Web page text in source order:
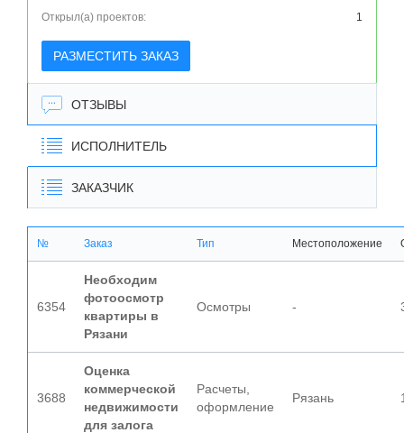
Открыл(а) проектов:
1
РАЗМЕСТИТЬ ЗАКАЗ
ОТЗЫВЫ
ИСПОЛНИТЕЛЬ
ЗАКАЗЧИК
№ Заказ Тип Местоположение
6354
Необходим
фотоосмотр
квартиры в
Рязани
Осмотры -
3688
Оценка
коммерческой
недвижимости
для залога
Расчеты,
оформление
Рязань